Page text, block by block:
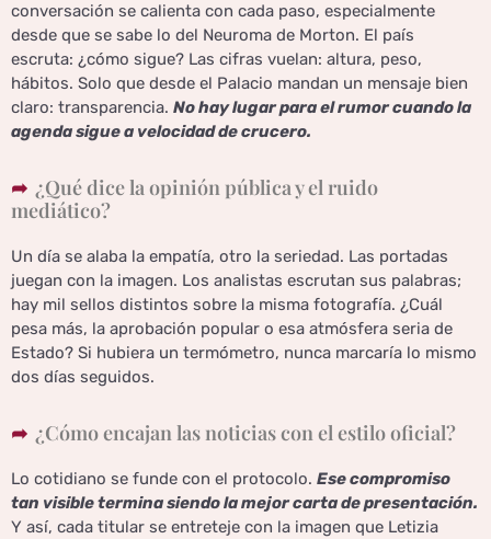
conversación se calienta con cada paso, especialmente
desde que se sabe lo del Neuroma de Morton. El país
escruta: ¿cómo sigue? Las cifras vuelan: altura, peso,
hábitos. Solo que desde el Palacio mandan un mensaje bien
claro: transparencia. No hay lugar para el rumor cuando la
agenda sigue a velocidad de crucero.
¿Qué dice la opinión pública y el ruido
mediático?
Un día se alaba la empatía, otro la seriedad. Las portadas
juegan con la imagen. Los analistas escrutan sus palabras;
hay mil sellos distintos sobre la misma fotografía. ¿Cuál
pesa más, la aprobación popular o esa atmósfera seria de
Estado? Si hubiera un termómetro, nunca marcaría lo mismo
dos días seguidos.
¿Cómo encajan las noticias con el estilo oficial?
Lo cotidiano se funde con el protocolo. Ese compromiso
tan visible termina siendo la mejor carta de presentación.
Y así, cada titular se entreteje con la imagen que Letizia